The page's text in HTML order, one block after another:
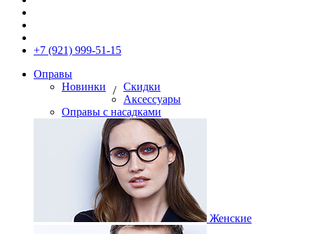
+7 (921) 999-51-15
Оправы
Новинки
/ Скидки
Аксессуары
Оправы с насадками
Женские